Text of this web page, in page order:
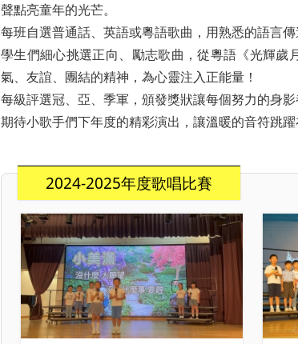
聲點亮童年的光芒。
每班自選普通話、英語或粵語歌曲，用熟悉的語言
學生們細心挑選正向、勵志歌曲，從粵語《光輝
氣、友誼、團結的精神，為心靈注入正能量！
每級評選冠、亞、季軍，頒發獎狀讓每個努力的身
期待小歌手們下年度的精彩演出，讓溫暖的音符跳躍
2024-2025年度歌唱比賽